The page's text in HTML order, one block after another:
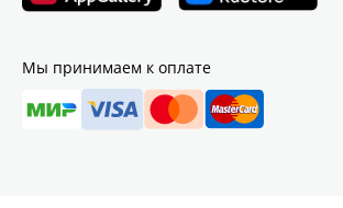
Мы принимаем к оплате